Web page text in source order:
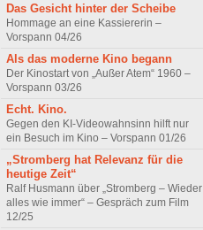
Das Gesicht hinter der Scheibe
Hommage an eine Kassiererin –
Vorspann 04/26
Als das moderne Kino begann
Der Kinostart von „Außer Atem“ 1960 –
Vorspann 03/26
Echt. Kino.
Gegen den KI-Videowahnsinn hilft nur
ein Besuch im Kino – Vorspann 01/26
„Stromberg hat Relevanz für die
heutige Zeit“
Ralf Husmann über „Stromberg – Wieder
alles wie immer“ – Gespräch zum Film
12/25